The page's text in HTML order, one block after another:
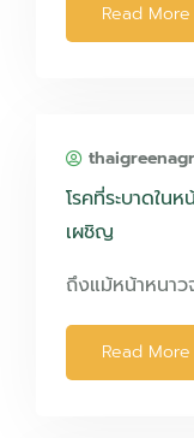
Read More
โรคที่ระบาดใน
เผชิญ
ถึงแม้หน้าหนาว
Read More